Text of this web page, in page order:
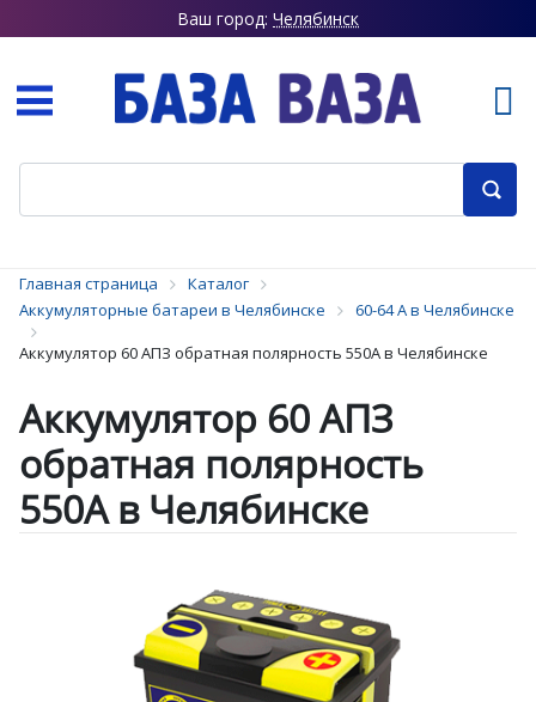
Ваш город: Челябинск
Главная страница
Каталог
Аккумуляторные батареи в Челябинске
60-64 А в Челябинске
Аккумулятор 60 АПЗ обратная полярность 550А в Челябинске
Аккумулятор 60 АПЗ
обратная полярность
550А в Челябинске